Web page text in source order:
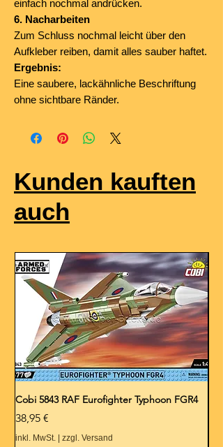
einfach nochmal andrücken.
6. Nacharbeiten
Zum Schluss nochmal leicht über den
Aufkleber reiben, damit alles sauber haftet.
Ergebnis:
Eine saubere, lackähnliche Beschriftung
ohne sichtbare Ränder.
Kunden kauften
auch
Cobi 5843 RAF Eurofighter Typhoon FGR4
Preis
38,95 €
inkl. MwSt. zzgl. Versand